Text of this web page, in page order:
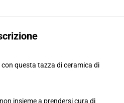
questa tazza di ceramica di
insieme a prendersi cura di